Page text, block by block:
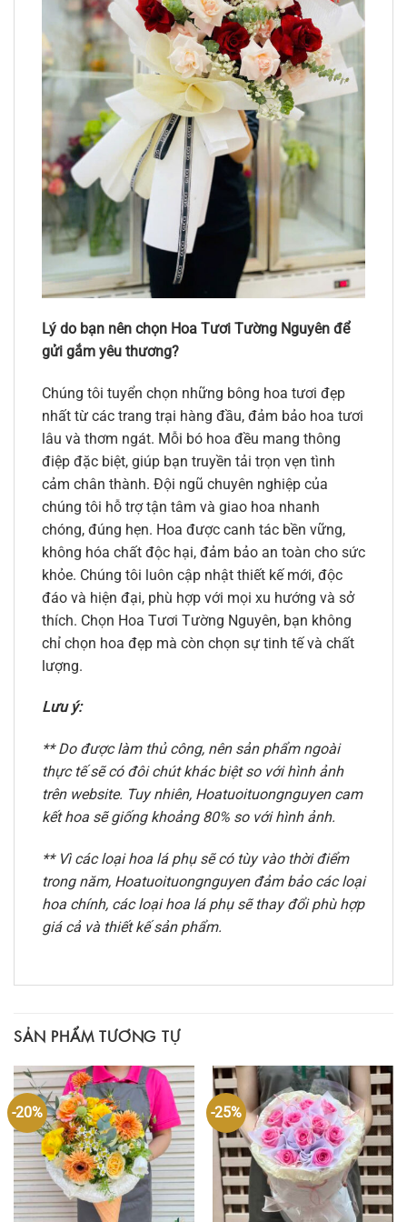
Lý do bạn nên chọn Hoa Tươi Tường Nguyên để
gửi gắm yêu thương?
Chúng tôi tuyển chọn những bông hoa tươi đẹp
nhất từ các trang trại hàng đầu, đảm bảo hoa tươi
lâu và thơm ngát. Mỗi bó hoa đều mang thông
điệp đặc biệt, giúp bạn truyền tải trọn vẹn tình
cảm chân thành. Đội ngũ chuyên nghiệp của
chúng tôi hỗ trợ tận tâm và giao hoa nhanh
chóng, đúng hẹn. Hoa được canh tác bền vững,
không hóa chất độc hại, đảm bảo an toàn cho sức
khỏe. Chúng tôi luôn cập nhật thiết kế mới, độc
đáo và hiện đại, phù hợp với mọi xu hướng và sở
thích. Chọn Hoa Tươi Tường Nguyên, bạn không
chỉ chọn hoa đẹp mà còn chọn sự tinh tế và chất
lượng.
Lưu ý:
** Do được làm thủ công, nên sản phẩm ngoài
thực tế sẽ có đôi chút khác biệt so với hình ảnh
trên website. Tuy nhiên, Hoatuoituongnguyen cam
kết hoa sẽ giống khoảng 80% so với hình ảnh.
** Vì các loại hoa lá phụ sẽ có tùy vào thời điểm
trong năm, Hoatuoituongnguyen đảm bảo các loại
hoa chính, các loại hoa lá phụ sẽ thay đổi phù hợp
giá cả và thiết kế sản phẩm.
SẢN PHẨM TƯƠNG TỰ
-20% -25%